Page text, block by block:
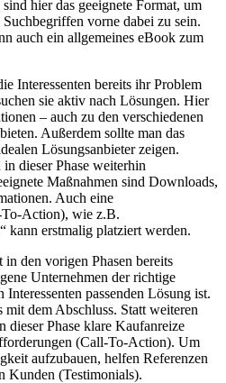
hier das geeignete Format, um
vorne dabei zu sein.
auch ein allgemeines eBook zum
Interessenten bereits ihr Problem
sie aktiv nach Lösungen. Hier
– auch zu den verschiedenen
Außerdem sollte man das
Lösungsanbieter zeigen.
dieser Phase weiterhin
Maßnahmen sind Downloads,
Auch eine
Action), wie z.B.
kann erstmalig platziert werden.
in den vorigen Phasen bereits
Unternehmen der richtige
passenden Lösung ist.
dem Abschluss. Statt weiteren
dieser Phase klare Kaufanreize
(Call-To-Action). Um
aufzubauen, helfen Referenzen
Kunden (Testimonials).